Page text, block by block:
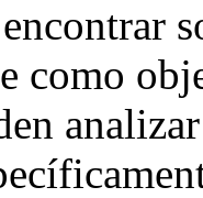
como